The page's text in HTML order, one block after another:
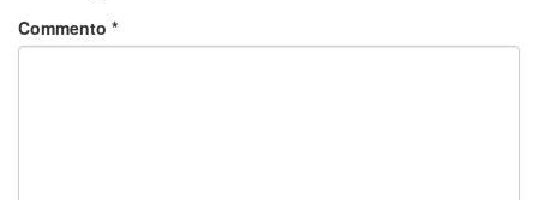
Commento *